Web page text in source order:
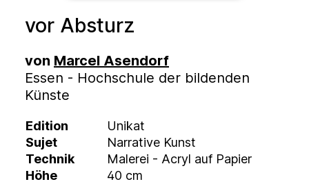
vor Absturz
von Marcel Asendorf
Essen - Hochschule der bildenden
Künste
Edition
Unikat
Sujet
Narrative Kunst
Technik
Malerei - Acryl auf Papier
Höhe
40 cm